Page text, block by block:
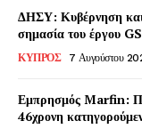
ΔΗΣΥ: Κυβέρνηση
σημασία του έργου
ΚΥΠΡΟΣ 7 Αυγούστου
Εμπρησμός Marfin:
46χρονη